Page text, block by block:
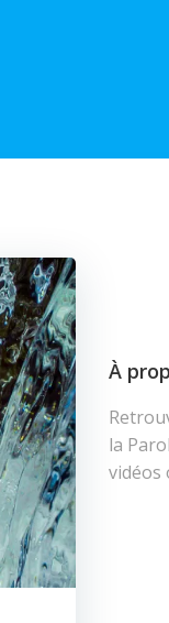
À
la
vidéos